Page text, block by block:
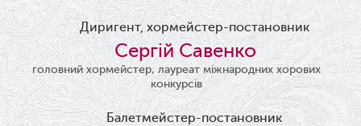
Диригент, хормейстер-постановник
Сергій Савенко
головний хормейстер, лауреат міжнародних хорових
конкурсів
Балетмейстер-постановник